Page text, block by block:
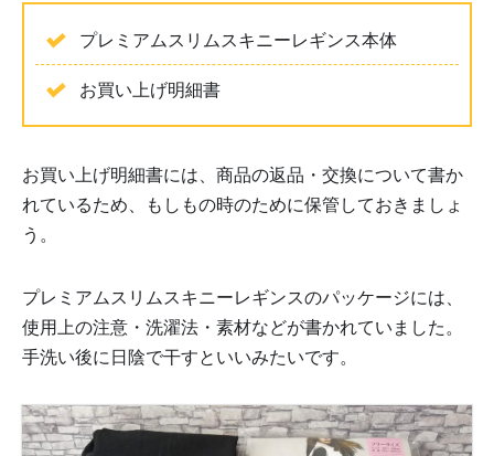
プレミアムスリムスキニーレギンス本体
お買い上げ明細書
お買い上げ明細書には、商品の返品・交換について書か
れているため、もしもの時のために保管しておきましょ
う。
プレミアムスリムスキニーレギンスのパッケージには、
使用上の注意・洗濯法・素材などが書かれていました。
手洗い後に日陰で干すといいみたいです。